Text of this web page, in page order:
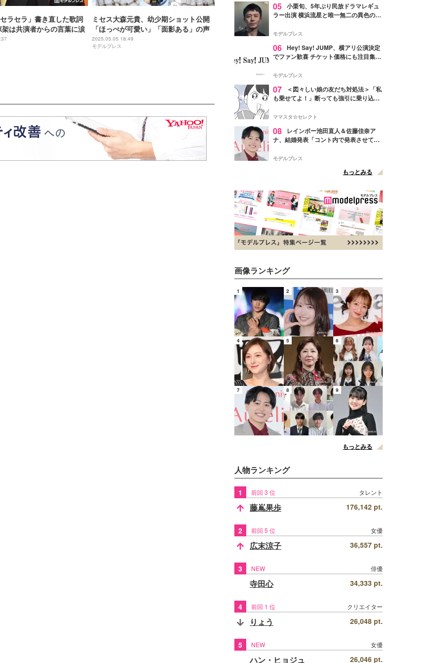
ラセラ」書き直した歌詞
は共演者からの言葉に涙
ミセス大森元貴、幼少期ショット公開
「ほっぺが可愛い」「面影ある」の声
2025.05.05 18:49
モデルプレス
05 小栗旬、5年ぶり民放ドラマレギュ
ラー出演 横浜流星と唯一無二の異色のバ
モデルプレス
06 Hey! Say! JUMP、横アリ公演決定
でファン歓喜 チケット価格にも注目集ま
モデルプレス
07
＜図々しい娘の友だち対処法＞「私
も乗せてよ！」断っても強引に乗り込ん
ママスタ☆セレクト
08
レインボー池田直人＆佐藤佳奈ア
ナ、結婚発表「コント内で発表させてい
点変更のため
モデルプレス
もっとみる
画像ランキング
1 2 3
4 5 6
7 8 9
もっとみる
人物ランキング
1 前回 3 位 タレント
藤嶌果歩 176,142 pt.
2 前回 5 位 女優
広末涼子 36,557 pt.
3 NEW 俳優
寺田心 34,333 pt.
4 前回 1 位 クリエイター
りょう 26,048 pt.
5 NEW 女優
ハン・ヒョジュ 26,046 pt.